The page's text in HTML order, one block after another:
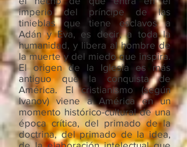
imperio del príncipe de las
tinieblas que tiene esclavos a
Adán y Eva, es decir, a toda la
humanidad, y libera al hombre de
la muerte y del miedo que inspira.
El origen de la Iglesia es más
antiguo que la conquista de
América. El cristianismo (según
Ivanov) viene a América en un
momento histórico-cultural de una
época crítica, del primado de la
doctrina, del primado de la idea,